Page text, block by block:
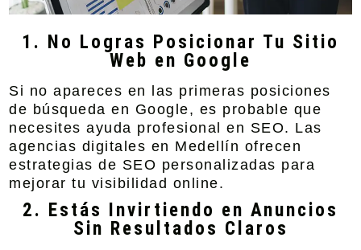
1. No Logras Posicionar Tu Sitio
Web en Google
Si no apareces en las primeras posiciones
de búsqueda en Google, es probable que
necesites ayuda profesional en SEO. Las
agencias digitales en Medellín ofrecen
estrategias de SEO personalizadas para
mejorar tu visibilidad online.
2. Estás Invirtiendo en Anuncios
Sin Resultados Claros